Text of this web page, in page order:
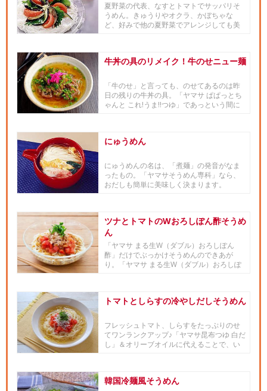
夏野菜の代表、なすとトマトでサッパリそ
うめん。きゅうりやオクラ、かぼちゃな
ど、好みで他の夏野菜でアレンジしても美
牛丼の具のリメイク！牛のせニュー麺
「牛のせ」と言っても、のせてあるのは昨
日の残りの牛丼の具。「ヤマサ ぱぱっとち
ゃんと これ!うま!!つゆ」であっという間に
にゅうめん
にゅうめんの名は、「煮麺」の発音がなま
ったもの。「ヤマサそうめん専科」なら、
おだしも簡単に美味しく決まります。
ツナとトマトのWおろしぽん酢そうめ
ん
「ヤマサ まる生W（ダブル）おろしぽん
酢」だけでぶっかけそうめんのできあが
り。「ヤマサ まる生W（ダブル）おろしぽ
トマトとしらすの冷やしだしそうめん
フレッシュトマト、しらすをたっぷりのせ
てワンランクアップ♪「ヤマサ昆布つゆ 白だ
し」＆オリーブオイルに代えることで、い
韓国冷麺風そうめん